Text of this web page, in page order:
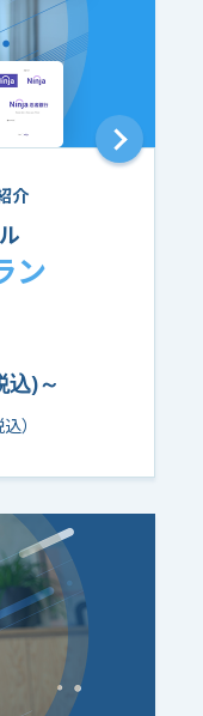
介
ン
込)～
）